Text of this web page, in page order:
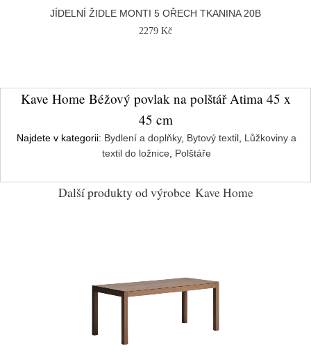
JÍDELNÍ ŽIDLE MONTI 5 OŘECH TKANINA 20B
2279 Kč
Kave Home Béžový povlak na polštář Atima 45 x
45 cm
Najdete v kategorii: Bydlení a doplňky, Bytový textil, Lůžkoviny a
textil do ložnice, Polštáře
Další produkty od výrobce Kave Home